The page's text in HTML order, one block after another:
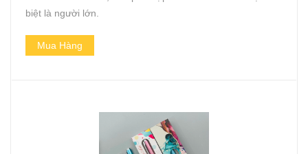
biệt là người lớn.
Mua Hàng